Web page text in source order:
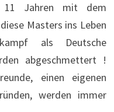
Jahren mit dem
Masters ins Leben
als Deutsche
abgeschmettert !
einen eigenen
werden immer